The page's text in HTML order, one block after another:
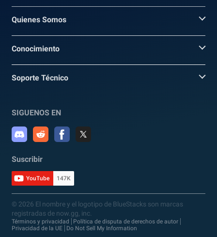
Quienes Somos
Conocimiento
Soporte Técnico
SIGUENOS EN
Suscribir
YouTube 147K
© 2026 El nombre y el logotipo de BlueStacks son marcas
registradas de now.gg, inc.
Términos y privacidad
Política de disputa de derechos de autor
Privacidad de la UE
Do Not Sell My Information